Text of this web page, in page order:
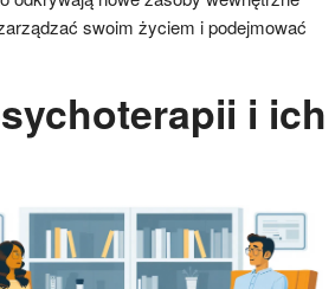
swoim życiem i podejmować
i ich